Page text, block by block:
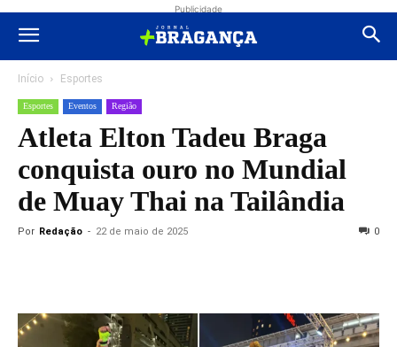
Publicidade
Início Esportes
Esportes Eventos Região
Atleta Elton Tadeu Braga
conquista ouro no Mundial
de Muay Thai na Tailândia
Por Redação - 22 de maio de 2025 0